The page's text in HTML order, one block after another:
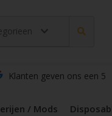
Klanten geven ons een 5
/ Mods